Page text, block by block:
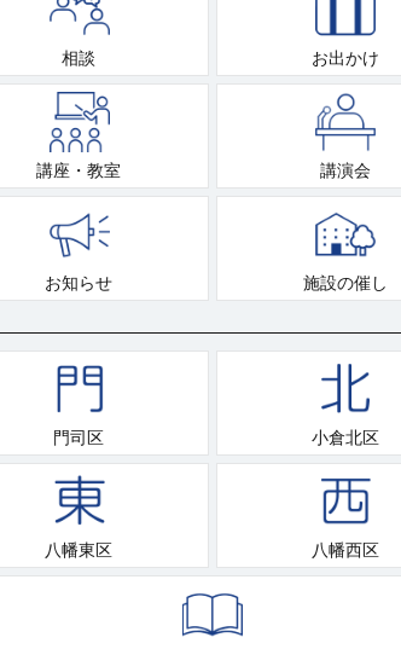
相談 お出かけ
講座・教室 講演会
お知らせ 施設の催し
門司区 小倉北区
八幡東区 八幡西区